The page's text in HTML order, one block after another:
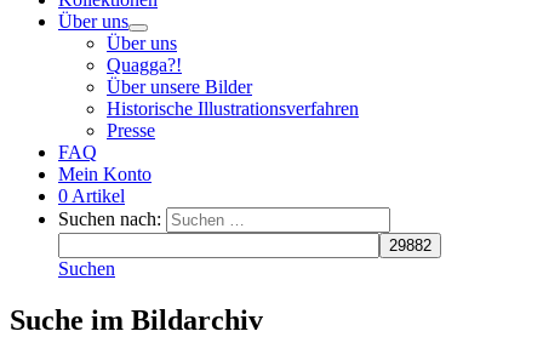
Über uns
Über uns
Quagga?!
Über unsere Bilder
Historische Illustrationsverfahren
Presse
FAQ
Mein Konto
0 Artikel
Suchen nach:
Suchen
Suche im Bildarchiv